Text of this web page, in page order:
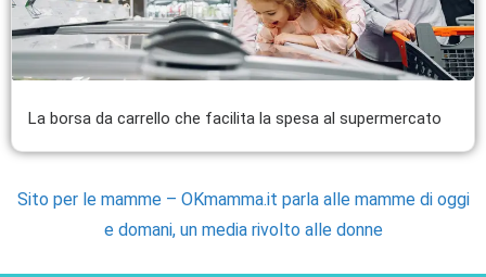
La borsa da carrello che facilita la spesa al supermercato
Sito per le mamme – OKmamma.it parla alle mamme di oggi
e domani, un media rivolto alle donne